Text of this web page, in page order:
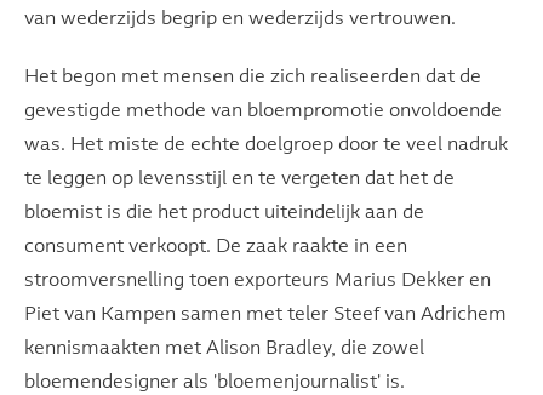
van wederzijds begrip en wederzijds vertrouwen.
Het begon met mensen die zich realiseerden dat de
gevestigde methode van bloempromotie onvoldoende
was. Het miste de echte doelgroep door te veel nadruk
te leggen op levensstijl en te vergeten dat het de
bloemist is die het product uiteindelijk aan de
consument verkoopt. De zaak raakte in een
stroomversnelling toen exporteurs Marius Dekker en
Piet van Kampen samen met teler Steef van Adrichem
kennismaakten met Alison Bradley, die zowel
bloemendesigner als 'bloemenjournalist' is.